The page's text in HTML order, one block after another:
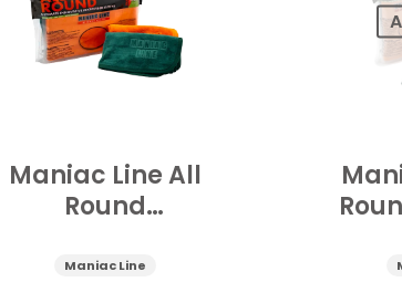
Maniac Line All
Round
mit Rand 6 Stk
Maniac Line